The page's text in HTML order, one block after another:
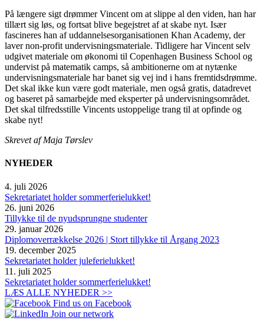
På længere sigt drømmer Vincent om at slippe al den viden, han har
tillært sig løs, og fortsat blive begejstret af at skabe nyt. Især
fascineres han af uddannelsesorganisationen Khan Academy, der
laver non-profit undervisningsmateriale. Tidligere har Vincent selv
udgivet materiale om økonomi til Copenhagen Business School og
undervist på matematik camps, så ambitionerne om at nytænke
undervisningsmateriale har banet sig vej ind i hans fremtidsdrømme.
Det skal ikke kun være godt materiale, men også gratis, datadrevet
og baseret på samarbejde med eksperter på undervisningsområdet.
Det skal tilfredsstille Vincents ustoppelige trang til at opfinde og
skabe nyt!
Skrevet af Maja Tørslev
NYHEDER
4. juli 2026
Sekretariatet holder sommerferielukket!
26. juni 2026
Tillykke til de nyudsprungne studenter
29. januar 2026
Diplomoverrækkelse 2026 | Stort tillykke til Årgang 2023
19. december 2025
Sekretariatet holder juleferielukket!
11. juli 2025
Sekretariatet holder sommerferielukket!
LÆS ALLE NYHEDER >>
Find us on Facebook
Join our network